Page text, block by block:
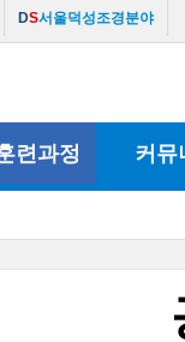
DS서울덕성조경분야
련과정 커뮤